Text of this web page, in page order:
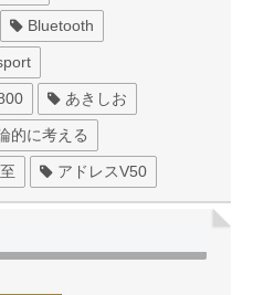
Bluetooth
あきしお
的に考える
アドレスV50